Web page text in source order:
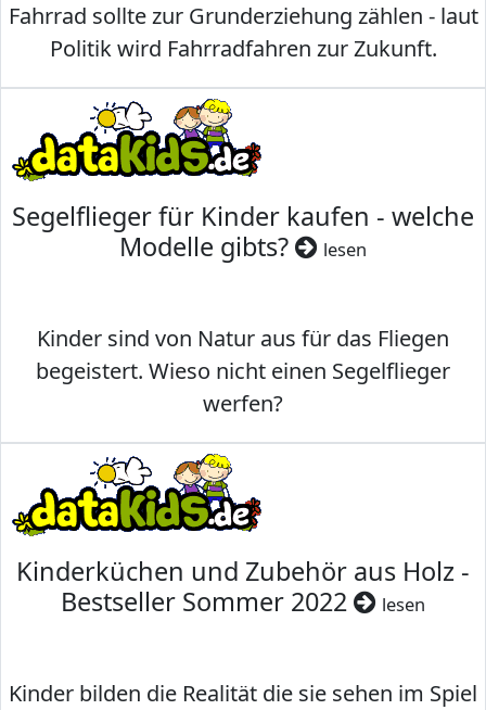
Fahrrad sollte zur Grunderziehung zählen - laut
Politik wird Fahrradfahren zur Zukunft.
Segelflieger für Kinder kaufen - welche
Modelle gibts?
lesen
Kinder sind von Natur aus für das Fliegen
begeistert. Wieso nicht einen Segelflieger
werfen?
Kinderküchen und Zubehör aus Holz -
Bestseller Sommer 2022
lesen
Kinder bilden die Realität die sie sehen im Spiel